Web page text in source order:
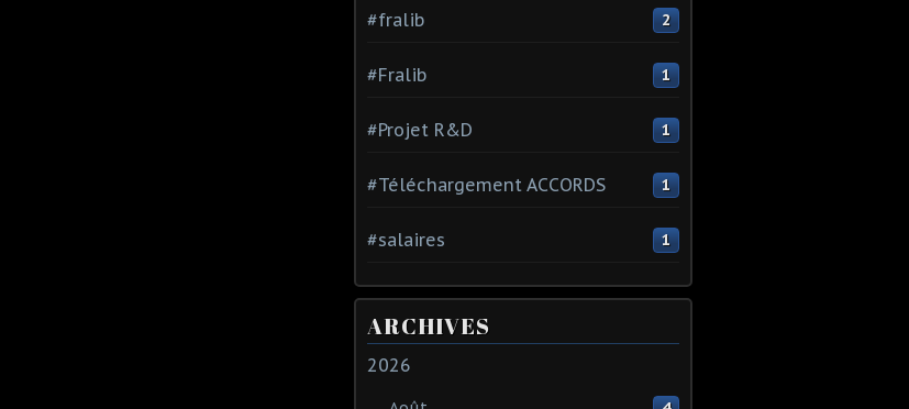
#fralib 2
#Fralib 1
#Projet R&D 1
#Téléchargement ACCORDS 1
#salaires 1
ARCHIVES
2026